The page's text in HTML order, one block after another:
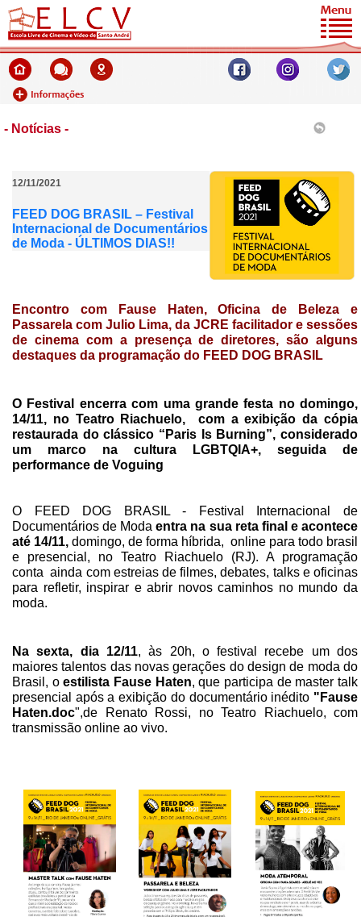
- Notícias -
12/11/2021
FEED DOG BRASIL – Festival
Internacional de Documentários
de Moda - ÚLTIMOS DIAS!!
Encontro com Fause Haten, Oficina de Beleza e
Passarela com Julio Lima, da JCRE facilitador e sessões
de cinema com a presença de diretores, são alguns
destaques da programação do FEED DOG BRASIL
O Festival encerra com uma grande festa no domingo,
14/11, no Teatro Riachuelo, com a exibição da cópia
restaurada do clássico “Paris Is Burning”, considerado
um marco na cultura LGBTQIA+, seguida de
performance de Voguing
O FEED DOG BRASIL - Festival Internacional de
Documentários de Modaentra na sua reta final e acontece
até 14/11, domingo, de forma híbrida, online para todo brasil
e presencial, no Teatro Riachuelo (RJ). A programação
conta ainda com estreias de filmes, debates, talks e oficinas
para refletir, inspirar e abrir novos caminhos no mundo da
moda.
Na sexta, dia 12/11, às 20h, o festival recebe um dos
maiores talentos das novas gerações do design de moda do
Brasil, oestilista Fause Haten, que participa de master talk
presencial após a exibição do documentário inédito "Fause
Haten.doc",de Renato Rossi, no Teatro Riachuelo, com
transmissão online ao vivo.